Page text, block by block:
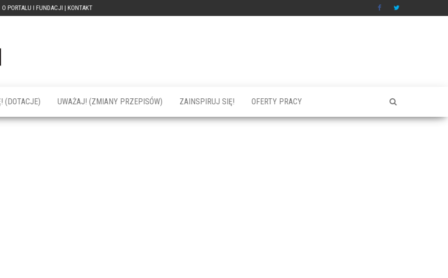
O PORTALU I FUNDACJI | KONTAKT
szkolenia dla
firm
(DOTACJE) UWAŻAJ! (ZMIANY PRZEPISÓW) ZAINSPIRUJ SIĘ! OFERTY PRACY